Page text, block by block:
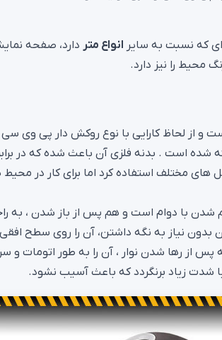
ای که نسبت به سایر انواع متر
را نیز دارد.
و از لحاظ کارایی با نوع روکش دار پی وی سی
شده است . بدنه فلزی آن باعث شده که در برابر
های مختلف استفاده کرد اما برای کار در محیط
خم شدن با دوام است و هم پس از باز شدن ، به
نیاز به نگه داشتن، آن را روی سطح افقی
پس از رها شدن نوار ، آن را به طور اتومات و
شدت زیاد برنگردد که باعث آسیب نشود.